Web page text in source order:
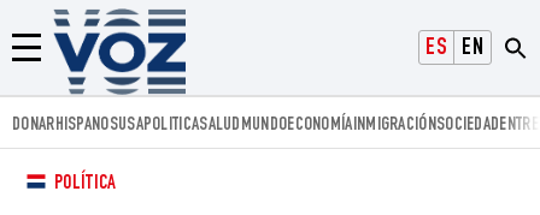
ESPAÑOLENGLISH
Menú
Voz.us
DONARHISPANOSUSAPOLITICASALUD MUNDOECONOMÍAINMIGRACIÓNSOCIEDAD
POLÍTICA